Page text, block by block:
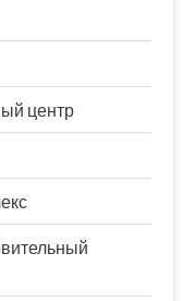
центр